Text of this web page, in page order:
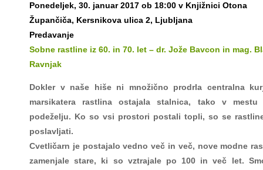
Ponedeljek, 30. januar 2017 ob 18:00 v Knjižnici Otona
Župančiča, Kersnikova ulica 2, Ljubljana
Predavanje
Sobne rastline iz 60. in 70. let – dr. Jože Bavcon in mag.
Ravnjak
Dokler v naše hiše ni množično prodrla centralna
marsikatera rastlina ostajala stalnica, tako v
podeželju. Ko so vsi prostori postali topli, so se
poslavljati.
Cvetličarn je postajalo vedno več in več, nove modne
zamenjale stare, ki so vztrajale po 100 in več let.